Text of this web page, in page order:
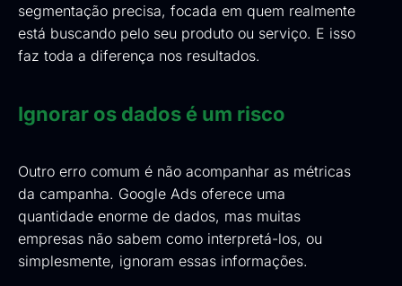
segmentação precisa, focada em quem realmente
está buscando pelo seu produto ou serviço. E isso
faz toda a diferença nos resultados.
Ignorar os dados é um risco
Outro erro comum é não acompanhar as métricas
da campanha. Google Ads oferece uma
quantidade enorme de dados, mas muitas
empresas não sabem como interpretá-los, ou
simplesmente, ignoram essas informações.